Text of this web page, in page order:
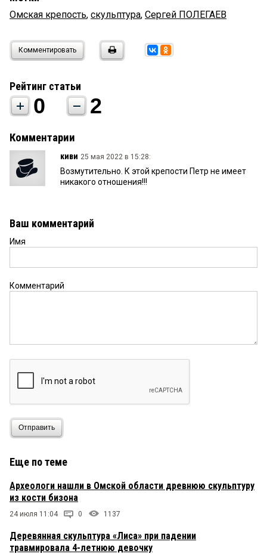
Омская крепость, скульптура, Сергей ПОЛЕГАЕВ
Комментировать
Рейтинг статьи
0 2
Комментарии
киви 25 мая 2022 в 15:28:
Возмутительно. К этой крепости Петр не имеет
никакого отношения!!!
Ваш комментарий
Имя
Комментарий
Отправить
Еще по теме
Археологи нашли в Омской области древнюю скульптуру
из кости бизона
24 июля 11:04 0 1137
Деревянная скульптура «Лиса» при падении
травмировала 4-летнюю девочку